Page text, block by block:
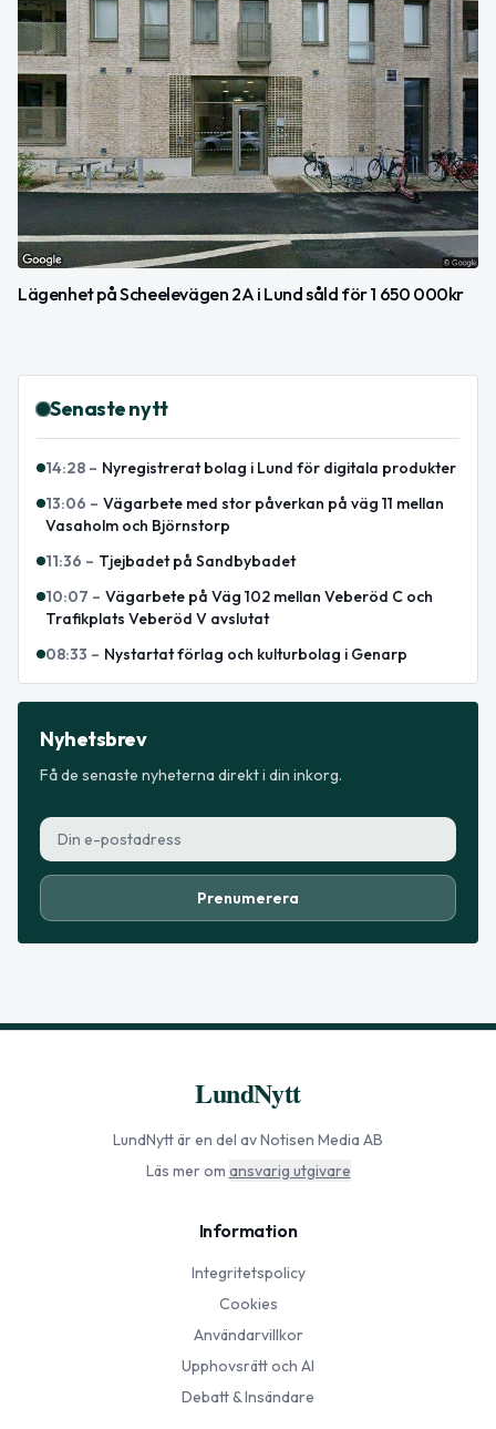
Lägenhet på Scheelevägen 2A i Lund såld för 1 650 000kr
Senaste nytt
14:28 – Nyregistrerat bolag i Lund för digitala produkter
13:06 – Vägarbete med stor påverkan på väg 11 mellan
Vasaholm och Björnstorp
11:36 – Tjejbadet på Sandbybadet
10:07 – Vägarbete på Väg 102 mellan Veberöd C och
Trafikplats Veberöd V avslutat
08:33 – Nystartat förlag och kulturbolag i Genarp
Nyhetsbrev
Få de senaste nyheterna direkt i din inkorg.
Prenumerera
LundNytt
LundNyttär en del av Notisen Media AB
Läs mer om ansvarig utgivare
Information
Integritetspolicy
Cookies
Användarvillkor
Upphovsrätt och AI
Debatt & Insändare